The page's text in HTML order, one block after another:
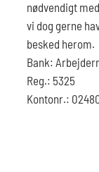
nødvendigt
vi dog gerne
besked herom.
Bank:
Reg.: 5325
Kontonr.: